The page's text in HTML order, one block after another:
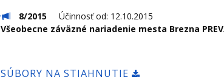
8/2015 Účinnosť od: 12.10.2015
Všeobecne záväzné nariadenie mesta Brezna
SÚBORY NA STIAHNUTIE